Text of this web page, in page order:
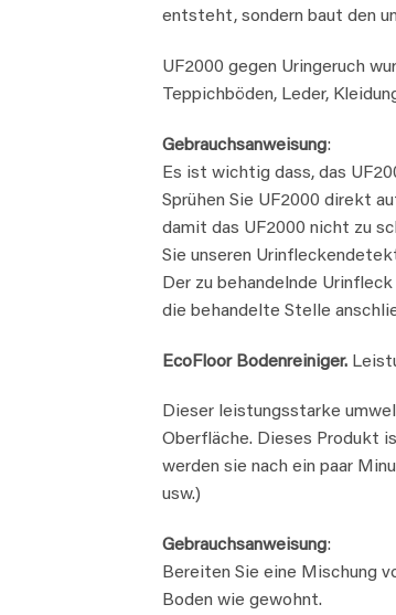
entsteht, sondern baut den
UF2000 gegen Uringeruch
Teppichböden, Leder,
Gebrauchsanweisung:
Es ist wichtig dass, das
Sprühen Sie UF2000 direkt
damit das UF2000 nicht zu
Sie unseren
Der zu behandelnde
die behandelte Stelle
EcoFloor Bodenreiniger.
Dieser leistungsstarke
Oberfläche. Dieses Produkt
werden sie nach ein paar
usw.)
Gebrauchsanweisung:
Bereiten Sie eine Mischung
Boden wie gewohnt.